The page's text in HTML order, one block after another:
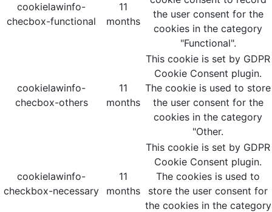
cookielawinfo-
checbox-functional
11
months
the user consent for the
cookies in the category
"Functional".
cookielawinfo-
checbox-others
11
months
This cookie is set by GDPR
Cookie Consent plugin.
The cookie is used to store
the user consent for the
cookies in the category
"Other.
cookielawinfo-
checkbox-necessary
11
months
This cookie is set by GDPR
Cookie Consent plugin.
The cookies is used to
store the user consent for
the cookies in the category